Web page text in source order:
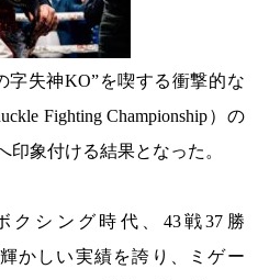
字失神KO”を喫する衝撃的な
Fighting Championship）の
印象付ける結果となった。
クシング時代、43戦37勝
かしい実績を誇り、ミゲー